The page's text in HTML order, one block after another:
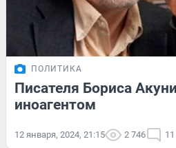
ПОЛИТИКА
Писателя Бориса
иноагентом
12 января, 2024, 21:15 2 746 11